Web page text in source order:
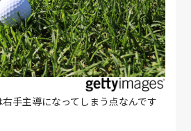
手主導になってしまう点なんです